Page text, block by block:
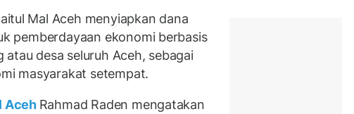
Mal Aceh menyiapkan dana
pemberdayaan ekonomi berbasis
desa seluruh Aceh, sebagai
masyarakat setempat.
Aceh Rahmad Raden mengatakan